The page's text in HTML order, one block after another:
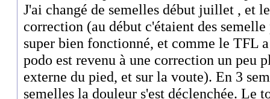
J'ai changé de semelles début juillet , et
correction (au début c'étaient des
super bien fonctionné, et comme le TFL
podo est revenu à une correction un peu
externe du pied, et sur la voute). En 3
semelles la douleur s'est déclenchée. Le